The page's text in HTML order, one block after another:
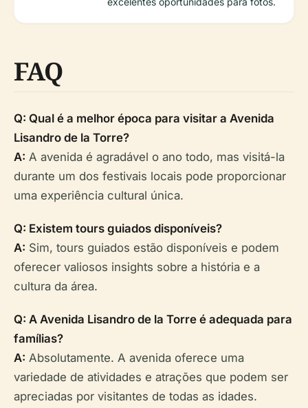
FAQ
Q: Qual é a melhor época para visitar a Avenida
Lisandro de la Torre?
A: A avenida é agradável o ano todo, mas visitá-la
durante um dos festivais locais pode proporcionar
uma experiência cultural única.
Q: Existem tours guiados disponíveis?
A: Sim, tours guiados estão disponíveis e podem
oferecer valiosos insights sobre a história e a
cultura da área.
Q: A Avenida Lisandro de la Torre é adequada para
famílias?
A: Absolutamente. A avenida oferece uma
variedade de atividades e atrações que podem ser
apreciadas por visitantes de todas as idades.